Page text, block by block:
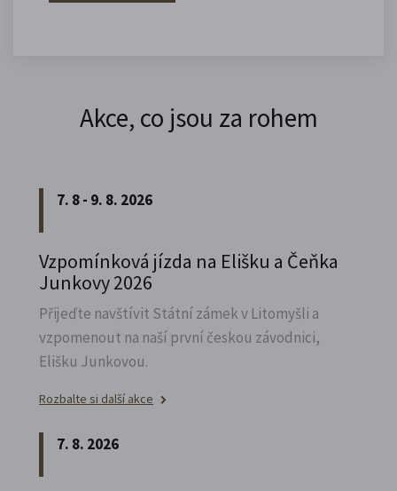
Akce, co jsou za rohem
7. 8 - 9. 8. 2026
Vzpomínková jízda na Elišku a Čeňka
Junkovy 2026
Přijeďte navštívit Státní zámek v Litomyšli a
vzpomenout na naší první českou závodnici,
Elišku Junkovou.
Rozbalte si další akce
7. 8. 2026